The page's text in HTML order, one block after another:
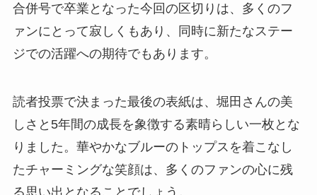
合併号で卒業となった今回の区切りは、多くのフ
ァンにとって寂しくもあり、同時に新たなステー
ジでの活躍への期待でもあります。
読者投票で決まった最後の表紙は、堀田さんの美
しさと5年間の成長を象徴する素晴らしい一枚とな
りました。華やかなブルーのトップスを着こなし
たチャーミングな笑顔は、多くのファンの心に残
る思い出となることでしょう。